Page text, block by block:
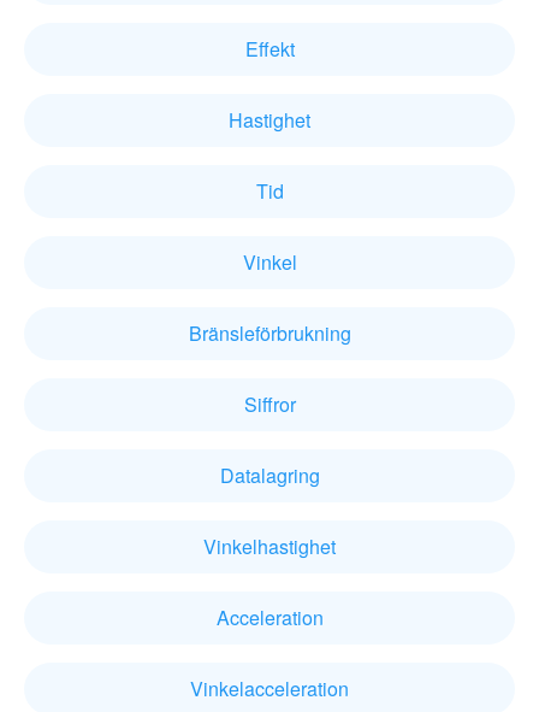
Effekt
Hastighet
Tid
Vinkel
Bränsleförbrukning
Siffror
Datalagring
Vinkelhastighet
Acceleration
Vinkelacceleration